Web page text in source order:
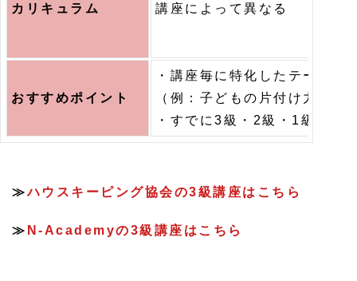
カリキュラム 講座によって異なる
おすすめポイント
・講座毎に特化したテーマが
（例：子どもの片付け力／思
・すでに3級・2級・1級を取
≫ハウスキーピング協会の3級講座はこちら
≫ N-Academyの3級講座はこちら